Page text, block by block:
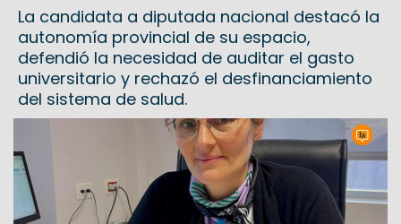
La candidata a diputada nacional destacó la
autonomía provincial de su espacio,
defendió la necesidad de auditar el gasto
universitario y rechazó el desfinanciamiento
del sistema de salud.